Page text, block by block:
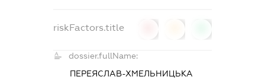
riskFactors.title
dossier.fullName:
ПЕРЕЯСЛАВ-ХМЕЛЬНИЦЬКА